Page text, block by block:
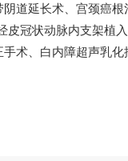
道延长术、宫颈癌
冠状动脉内支架植
术、白内障超声乳